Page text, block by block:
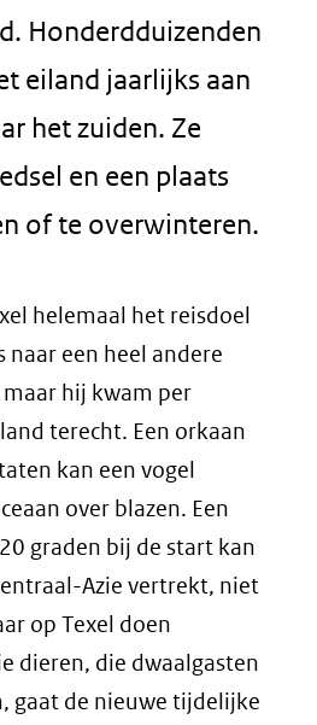
Honderdduizenden
eiland jaarlijks aan
het zuiden. Ze
en een plaats
of te overwinteren.
helemaal het reisdoel
naar een heel andere
hij kwam per
terecht. Een orkaan
kan een vogel
over blazen. Een
graden bij de start kan
Azie vertrekt, niet
op Texel doen
dieren, die dwaalgasten
gaat de nieuwe tijdelijke